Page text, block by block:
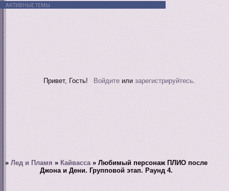
АКТИВНЫЕ ТЕМЫ
Привет, Гость! Войдитеили зарегистрируйтесь.
» Лед и Пламя » Кайвасса » Любимый персонаж ПЛИО после
Джона и Дени. Групповой этап. Раунд 4.